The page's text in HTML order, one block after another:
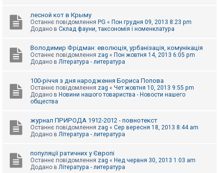
е
и
е
лесной кот в Крыму
Останнє повідомлення PG « Пон грудня 09, 2013 8:23 pm
Додано в Склад фауни, таксономія і номенклатура
Володимир Фрідман: еволюція, урбанізація, комунікація
Останнє повідомлення zag « Пон жовтня 14, 2013 6:05 pm
Додано в Література - литература
100-річчя з дня народження Бориса Попова
Останнє повідомлення zag « Чет жовтня 10, 2013 9:55 pm
Додано в Новини нашого товариства - Новости нашего
общества
журнал ПРИРОДА 1912-2012 - повнотекст
Останнє повідомлення zag « Сер вересня 18, 2013 8:44 am
Додано в Література - литература
популяції ратичних у Європі
Останнє повідомлення zag « Нед червня 30, 2013 1:03 am
Додано в Література - литература